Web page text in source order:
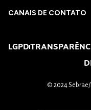
CANAIS DE CONTATO
LGPD
© 2024